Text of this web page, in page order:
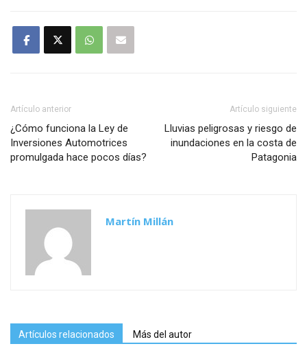
Artículo anterior
¿Cómo funciona la Ley de
Inversiones Automotrices
promulgada hace pocos días?
Artículo siguiente
Lluvias peligrosas y riesgo de
inundaciones en la costa de
Patagonia
Martín Millán
Artículos relacionados Más del autor